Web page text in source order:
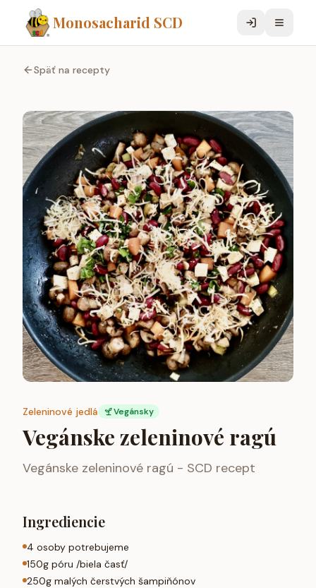
Monosacharid SCD
Späť na recepty
Zeleninové jedlá Vegánsky
Vegánske zeleninové ragú
Vegánske zeleninové ragú - SCD recept
Ingrediencie
4 osoby potrebujeme
150g póru /biela časť/
250g malých čerstvých šampiňónov